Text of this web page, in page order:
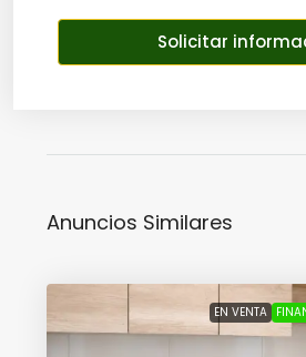
Solicitar
Anuncios Similares
EN VENTA